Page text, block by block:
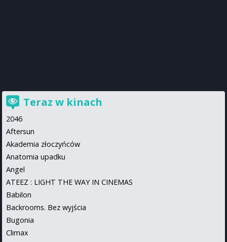
Teraz w kinach
2046
Aftersun
Akademia złoczyńców
Anatomia upadku
Angel
ATEEZ : LIGHT THE WAY IN CINEMAS
Babilon
Backrooms. Bez wyjścia
Bugonia
Climax